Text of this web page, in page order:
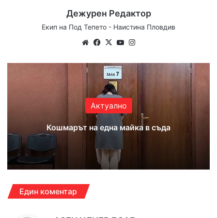
Дежурен Редактор
Екип на Под Тепето - Наистина Пловдив
WebsiteFacebook
X YouTube
Актуално
Кошмарът на една майка в съда
Един коментар